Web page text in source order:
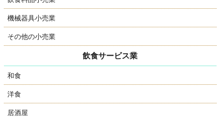
機械器具小売業
その他の小売業
飲食サービス業
和食
洋食
居酒屋